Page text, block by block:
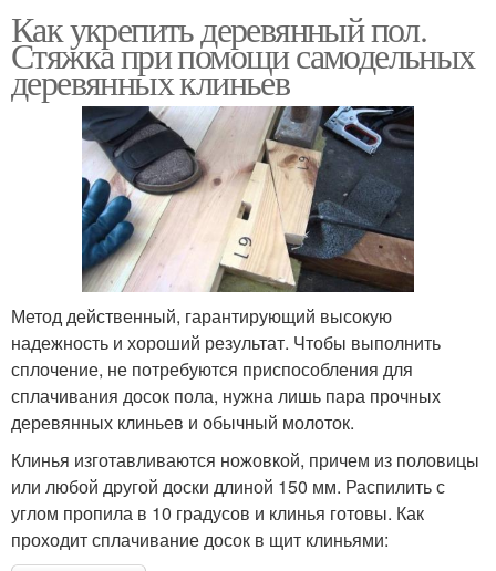
Как укрепить деревянный пол.
Стяжка при помощи самодельных
деревянных клиньев
Метод действенный, гарантирующий высокую
надежность и хороший результат. Чтобы выполнить
сплочение, не потребуются приспособления для
сплачивания досок пола, нужна лишь пара прочных
деревянных клиньев и обычный молоток.
Клинья изготавливаются ножовкой, причем из половицы
или любой другой доски длиной 150 мм. Распилить с
углом пропила в 10 градусов и клинья готовы. Как
проходит сплачивание досок в щит клиньями: